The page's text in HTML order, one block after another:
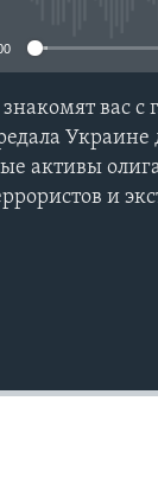
вас
Украине
активы
и